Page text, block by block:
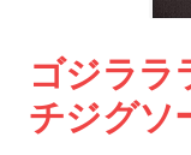
ゴジララ
チジグソ